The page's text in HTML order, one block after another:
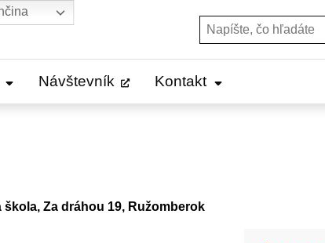
Hľadať:
Návštevník Kontakt
škola, Za dráhou 19, Ružomberok